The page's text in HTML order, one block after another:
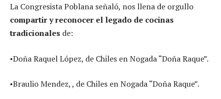
La Congresista Poblana señaló, nos llena de orgullo
compartir y reconocer el legado de cocinas
tradicionales de:
•Doña Raquel López, de Chiles en Nogada “Doña Raque”.
•Braulio Mendez, , de Chiles en Nogada “Doña Raque”.